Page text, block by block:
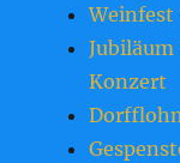
Weinfest
Jubiläum
Konzert